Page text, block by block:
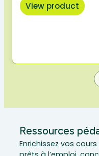
View product
Ressources
Enrichissez vos